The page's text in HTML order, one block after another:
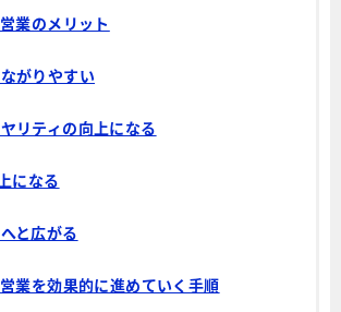
業のメリット
がりやすい
リティの向上になる
になる
と広がる
業を効果的に進めていく手順